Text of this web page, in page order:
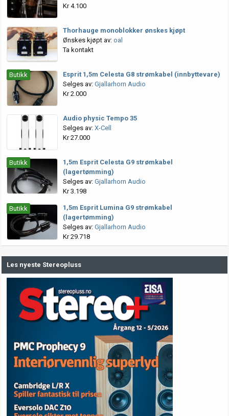
Kr 4.100
Thorhauge monoblokker ønskes kjøpt
Ønskes kjøpt av: oal
Ta kontakt
Butikk
Esprit 1,5m Celesta G8 strømkabel (innbyttevare)
Selges av: Gjallarhorn Audio
Kr 2.000
Audio physic Tempo 35
Selges av: X-Cell
Kr 27.000
Butikk
1,5m Esprit Celesta G9 strømkabel
(lagertømming)
Selges av: Gjallarhorn Audio
Kr 3.198
Butikk
1,5m Esprit Lumina G9 strømkabel
(lagertømming)
Selges av: Gjallarhorn Audio
Kr 29.718
Les nyeste Stereopluss